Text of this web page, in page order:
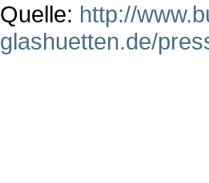
Quelle: http://
glashuetten.de/